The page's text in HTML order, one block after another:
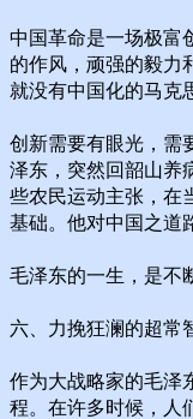
中国革命是一场极富
的作风，顽强的毅力
就没有中国化的马克
创新需要有眼光，需
泽东，突然回韶山养
些农民运动主张，在
基础。他对中国之道
毛泽东的一生，是不
六、力挽狂澜的超常
作为大战略家的毛泽
程。在许多时候，人